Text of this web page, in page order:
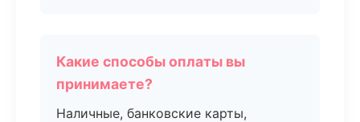
Какие способы оплаты вы
принимаете?
Наличные, банковские карты,